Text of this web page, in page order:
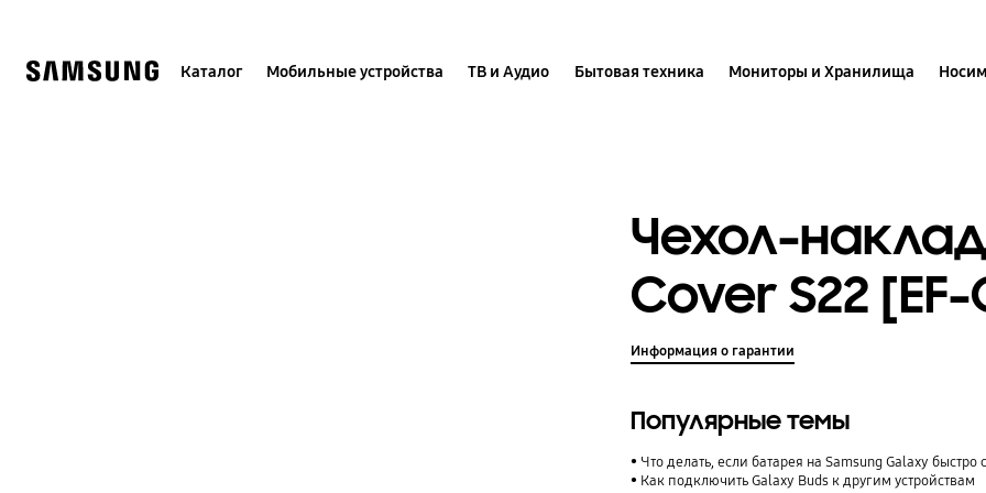
Каталог Мобильные устройства ТВ и Аудио Бытовая техника Мониторы и Хранилища
Чехол-
Cover S22 [EF-
Информация о гарантии
Популярные темы
Что делать, если батарея на Samsung Galaxy быстро
Как подключить Galaxy Buds к другим устройствам